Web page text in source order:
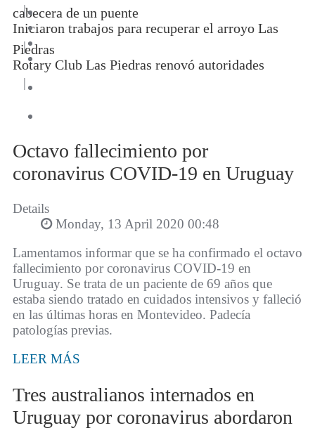
cabecera de un puente
|
Iniciaron trabajos para recuperar el arroyo Las
Piedras
|
Rotary Club Las Piedras renovó autoridades
|
Octavo fallecimiento por
coronavirus COVID-19 en Uruguay
Details
Monday, 13 April 2020 00:48
Lamentamos informar que se ha confirmado el octavo
fallecimiento por coronavirus COVID-19 en
Uruguay. Se trata de un paciente de 69 años que
estaba siendo tratado en cuidados intensivos y falleció
en las últimas horas en Montevideo. Padecía
patologías previas.
LEER MÁS
Tres australianos internados en
Uruguay por coronavirus abordaron